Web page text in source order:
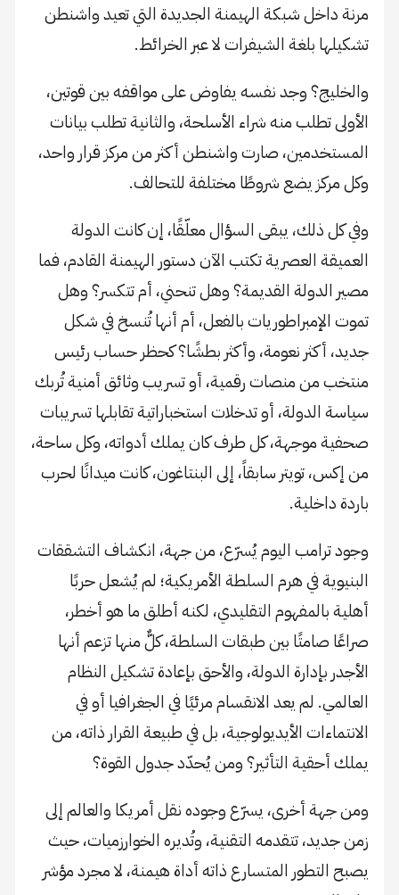
مرنة داخل شبكة الهيمنة الجديدة التي تعيد واشنطن
تشكيلها بلغة الشيفرات لا عبر الخرائط.
والخليج؟ وجد نفسه يفاوض على مواقفه بين قوتين،
الأولى تطلب منه شراء الأسلحة، والثانية تطلب بيانات
المستخدمين، صارت واشنطن أكثر من مركز قرار واحد،
وكل مركز يضع شروطًا مختلفة للتحالف.
وفي كل ذلك، يبقى السؤال معلّقًا، إن كانت الدولة
العميقة العصرية تكتب الآن دستور الهيمنة القادم، فما
مصير الدولة القديمة؟ وهل تنحني، أم تتكسر؟ وهل
تموت الإمبراطوريات بالفعل، أم أنها تُنسخ في شكل
جديد، أكثر نعومة، وأكثر بطشًا؟ كحظر حساب رئيس
منتخب من منصات رقمية، أو تسريب وثائق أمنية تُربك
سياسة الدولة، أو تدخلات استخباراتية تقابلها تسريبات
صحفية موجهة، كل طرف كان يملك أدواته، وكل ساحة،
من إكس، تويتر سابقاً، إلى البنتاغون، كانت ميدانًا لحرب
باردة داخلية.
وجود ترامب اليوم يُسرّع، من جهة، انكشاف التشققات
البنيوية في هرم السلطة الأمريكية؛ لم يُشعل حربًا
أهلية بالمفهوم التقليدي، لكنه أطلق ما هو أخطر،
صراعًا صامتًا بين طبقات السلطة، كلٌّ منها تزعم أنها
الأجدر بإدارة الدولة، والأحق بإعادة تشكيل النظام
العالمي. لم يعد الانقسام مرئيًا في الجغرافيا أو في
الانتماءات الأيديولوجية، بل في طبيعة القرار ذاته، من
يملك أحقية التأثير؟ ومن يُحدّد جدول القوة؟
ومن جهة أخرى، يسرّع وجوده نقل أمريكا والعالم إلى
زمن جديد، تتقدمه التقنية، وتُديره الخوارزميات، حيث
يصبح التطور المتسارع ذاته أداة هيمنة، لا مجرد مؤشر